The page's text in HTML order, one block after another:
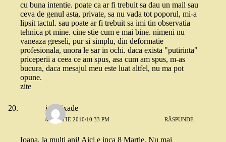
cu buna intentie. poate ca ar fi trebuit sa dau un mail sau
ceva de genul asta, private, sa nu vada tot poporul, mi-a
lipsit tactul. sau poate ar fi trebuit sa imi tin observatia
tehnica pt mine. cine stie cum e mai bine. nimeni nu
vaneaza greseli, pur si simplu, din deformatie
profesionala, unora le sar in ochi. daca exista "putirinta"
priceperii a ceea ce am spus, asa cum am spus, m-as
bucura, daca mesajul meu este luat altfel, nu ma pot
opune.
zite
ina bixade
8 MARTIE 2010/10:33 PM RĂSPUNDE
Ioana, la multi ani! Aici e inca 8 Martie. Nu mai